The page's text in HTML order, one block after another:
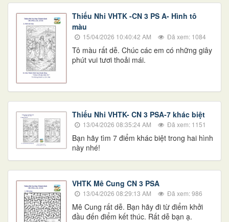
Thiếu Nhi VHTK -CN 3 PS A- Hình tô
màu
15/04/2026 10:40:42 AM Đã xem: 1084
Tô màu rất dễ. Chúc các em có những giây
phút vui tươi thoải mái.
Thiếu Nhi VHTK- CN 3 PSA-7 khác biệt
13/04/2026 08:35:24 AM Đã xem: 1151
​​​​​​​​​​​​​​Bạn hãy tìm 7 điểm khác biệt trong hai hình
này nhé!
VHTK Mê Cung CN 3 PSA
13/04/2026 08:29:13 AM Đã xem: 986
​​​​​​​Mê Cung rất dễ. Bạn hãy đi từ điểm khởi
đầu đến điểm kết thúc. Rất dễ bạn ạ.